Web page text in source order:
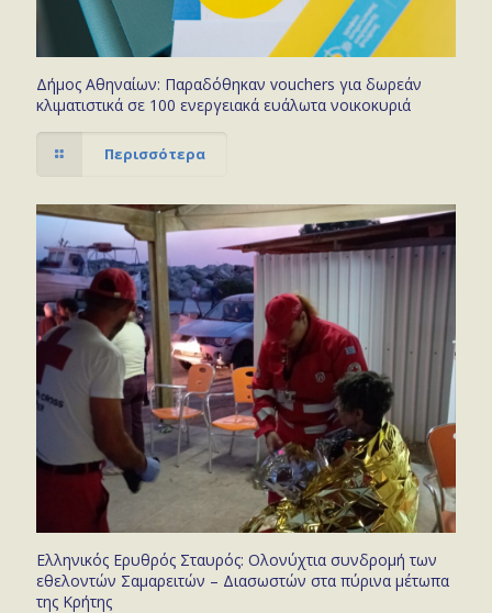
Δήμος Αθηναίων: Παραδόθηκαν vouchers για δωρεάν
κλιματιστικά σε 100 ενεργειακά ευάλωτα νοικοκυριά
Περισσότερα
Ελληνικός Ερυθρός Σταυρός: Ολονύχτια συνδρομή των
εθελοντών Σαμαρειτών – Διασωστών στα πύρινα μέτωπα
της Κρήτης